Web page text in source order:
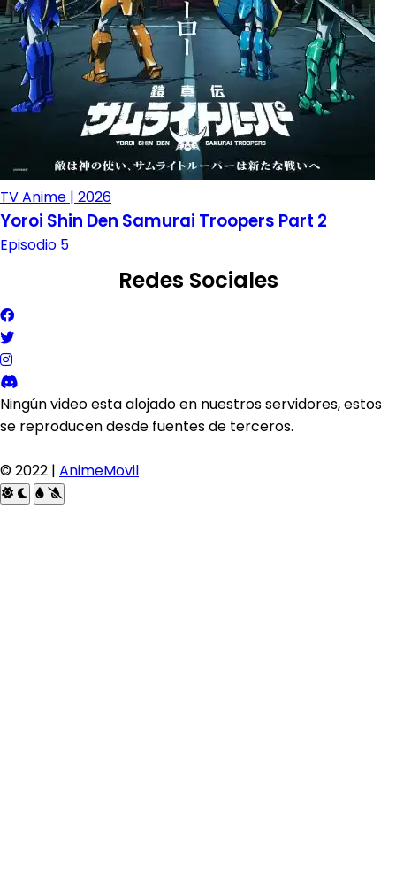
TV Anime | 2026
Yoroi Shin Den Samurai Troopers Part 2
Episodio 5
Redes Sociales
Ningún video esta alojado en nuestros servidores, estos
se reproducen desde fuentes de terceros.
© 2022 | AnimeMovil